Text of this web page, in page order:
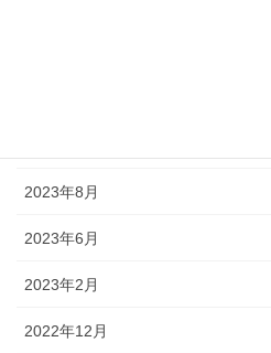
2023年8月
2023年6月
2023年2月
2022年12月